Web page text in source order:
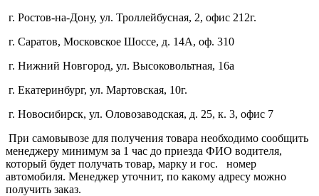
г. Ростов-на-Дону, ул. Троллейбусная, 2, офис 212г.
г. Саратов, Московское Шоссе, д. 14А, оф. 310
г. Нижний Новгород, ул. Высоковольтная, 16а
г. Екатеринбург, ул. Мартовская, 10г.
г. Новосибирск, ул. Оловозаводская, д. 25, к. 3, офис 7
При самовывозе для получения товара необходимо сообщить
менеджеру минимум за 1 час до приезда ФИО водителя,
который будет получать товар, марку и гос. номер
автомобиля. Менеджер уточнит, по какому адресу можно
получить заказ.